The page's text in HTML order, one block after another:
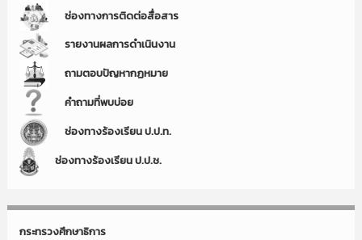
ช่องทางการติดต่อสื่อสาร
รายงานผลการดำเนินงาน
ถามตอบปัญหากฏหมาย
คำถามที่พบบ่อย
ช่องทางร้องเรียน ป.ป.ท.
ช่องทางร้องเรียน ป.ป.ช.
กระทรวงศึกษาธิการ